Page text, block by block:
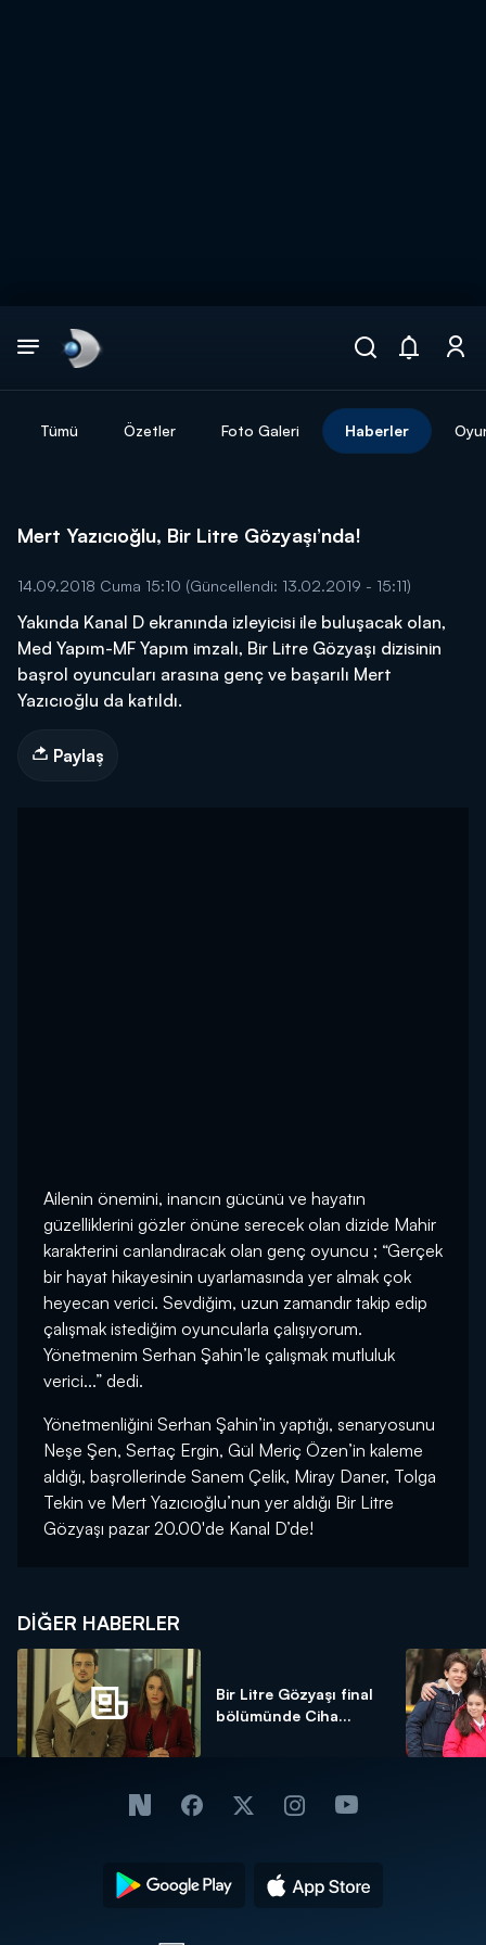
Tümü Özetler Foto Galeri Haberler
Mert Yazıcıoğlu, Bir Litre Gözyaşı’nda!
14.09.2018 Cuma 15:10 (Güncellendi: 13.02.2019 - 15:11)
Yakında Kanal D ekranında izleyicisi ile buluşacak olan,
Med Yapım-MF Yapım imzalı, Bir Litre Gözyaşı dizisinin
başrol oyuncuları arasına genç ve başarılı Mert
Yazıcıoğlu da katıldı.
Paylaş
Ailenin önemini, inancın gücünü ve hayatın
güzelliklerini gözler önüne serecek olan dizide Mahir
karakterini canlandıracak olan genç oyuncu ; “Gerçek
bir hayat hikayesinin uyarlamasında yer almak çok
heyecan verici. Sevdiğim, uzun zamandır takip edip
çalışmak istediğim oyuncularla çalışıyorum.
Yönetmenim Serhan Şahin’le çalışmak mutluluk
verici...” dedi.
Yönetmenliğini Serhan Şahin’in yaptığı, senaryosunu
Neşe Şen, Sertaç Ergin, Gül Meriç Özen’in kaleme
aldığı, başrollerinde Sanem Çelik, Miray Daner, Tolga
Tekin ve Mert Yazıcıoğlu’nun yer aldığı Bir Litre
Gözyaşı pazar 20.00'de Kanal D’de!
DIĞER HABERLER
Bir Litre Gözyaşı final
bölümünde Ciha...